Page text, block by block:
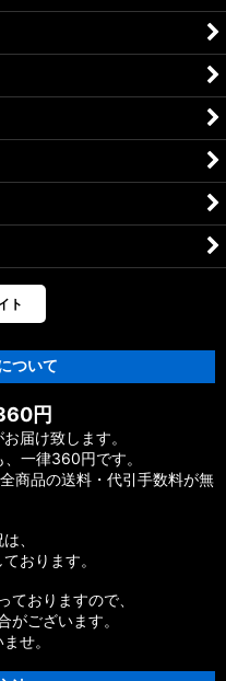
ト
ついて
円
届け致します。
一律360円です。
商品の送料・代引手数料が無
、
おります。
ておりますので、
がございます。
せ。